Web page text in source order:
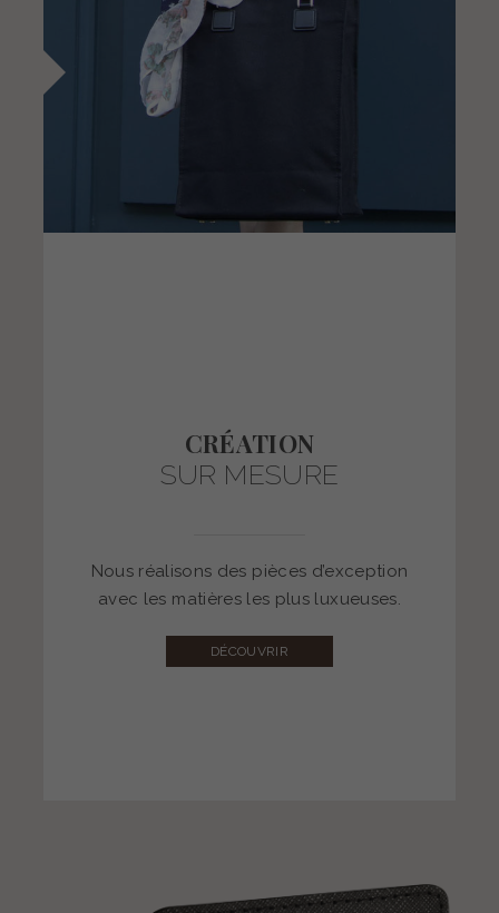
CRÉATION
SUR MESURE
Nous réalisons des pièces d’exception
avec les matières les plus luxueuses.
DÉCOUVRIR